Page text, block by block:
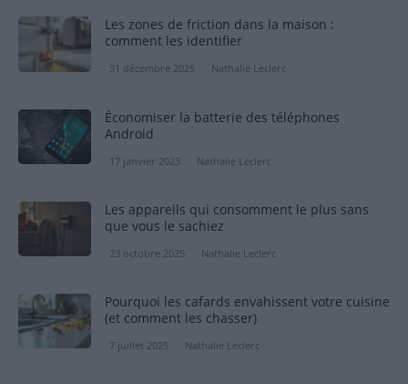
Les zones de friction dans la maison :
comment les identifier
31 décembre 2025 Nathalie Leclerc
Économiser la batterie des téléphones
Android
17 janvier 2023 Nathalie Leclerc
Les appareils qui consomment le plus sans
que vous le sachiez
23 octobre 2025 Nathalie Leclerc
Pourquoi les cafards envahissent votre cuisine
(et comment les chasser)
7 juillet 2025 Nathalie Leclerc